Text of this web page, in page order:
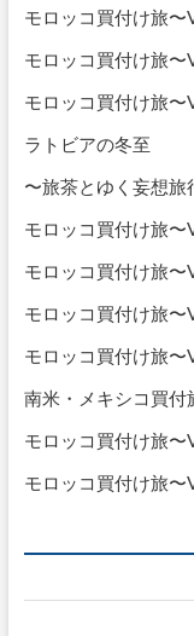
の
ロ
シ
へ
立
の
に〜
モロッコ買付け旅〜
モロッコ買付け旅〜
モロッコ買付け旅〜
ラトビアの冬至
〜旅茶とゆく妄
モロッコ買付け旅〜
モロッコ買付け旅〜
モロッコ買付け旅〜
モロッコ買付け旅〜
南米・メキシコ買
モロッコ買付け旅〜
モロッコ買付け旅〜